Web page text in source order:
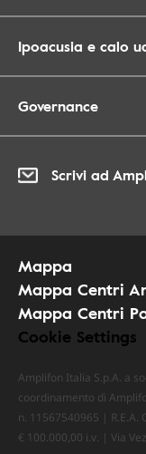
Ipoacusia e calo
Governance
Scrivi ad
Mappa
Mappa Centri
Mappa Centri
Cookie Settings
Amplifon Italia S.p.A. a
coordinamento di
n. 11567540965 | R.E.A.
€ 100.000,00 i.v. | Via